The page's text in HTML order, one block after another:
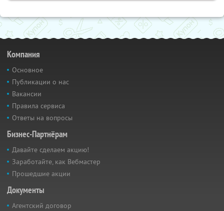
Компания
Основное
Публикации о нас
Вакансии
Правила сервиса
Ответы на вопросы
Бизнес-Партнёрам
Давайте сделаем акцию!
Заработайте, как Вебмастер
Прошедшие акции
Документы
Агентский договор